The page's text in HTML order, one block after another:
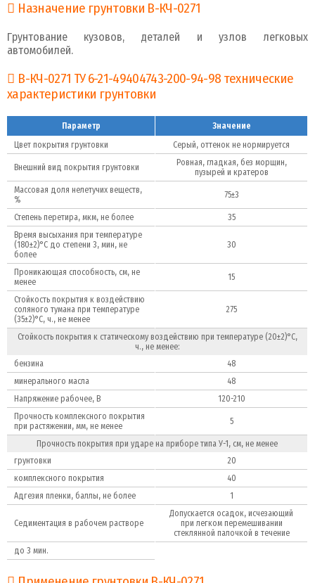
Назначение грунтовки В-КЧ-0271
Грунтование кузовов, деталей и узлов легковых
автомобилей.
В-КЧ-0271 ТУ 6-21-49404743-200-94-98 технические
характеристики грунтовки
Параметр
Значение
Цвет покрытия грунтовки
Серый, оттенок не нормируется
Внешний вид покрытия грунтовки
Ровная, гладкая, без морщин,
пузырей и кратеров
Массовая доля нелетучих веществ,
%
75±3
Степень перетира, мкм, не более
35
Время высыхания при температуре
(180±2)°С до степени 3, мин, не
более
30
Проникающая способность, см, не
менее
15
Стойкость покрытия к воздействию
соляного тумана при температуре
(35±2)°С, ч., не менее
275
Стойкость покрытия к статическому воздействию при температуре (20±2)°С,
ч., не менее:
бензина
48
минерального масла
48
Напряжение рабочее, В
120-210
Прочность комплексного покрытия
при растяжении, мм, не менее
5
Прочность покрытия при ударе на приборе типа У-1, см, не менее
грунтовки
20
комплексного покрытия
40
Адгезия пленки, баллы, не более
1
Седиментация в рабочем растворе
Допускается осадок, исчезающий
при легком перемешивании
стеклянной палочкой в течение
до 3 мин.